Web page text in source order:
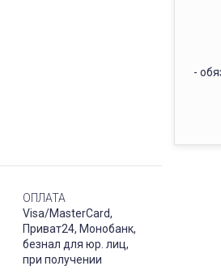
-
ОПЛАТА
Visa/MasterCard,
Приват24, Монобанк,
безнал для юр. лиц,
при получении